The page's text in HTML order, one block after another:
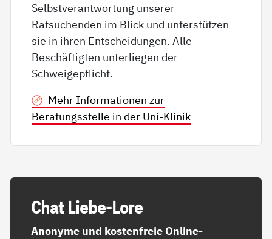
Selbstverantwortung unserer
Ratsuchenden im Blick und unterstützen
sie in ihren Entscheidungen. Alle
Beschäftigten unterliegen der
Schweigepflicht.
Mehr Informationen zur
Beratungsstelle in der Uni-Klinik
Chat Lie­be-Lo­re
Anonyme und kostenfreie Online-